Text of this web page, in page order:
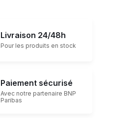
Livraison 24/48h
Pour les produits en stock
Paiement sécurisé
Avec notre partenaire BNP
Paribas